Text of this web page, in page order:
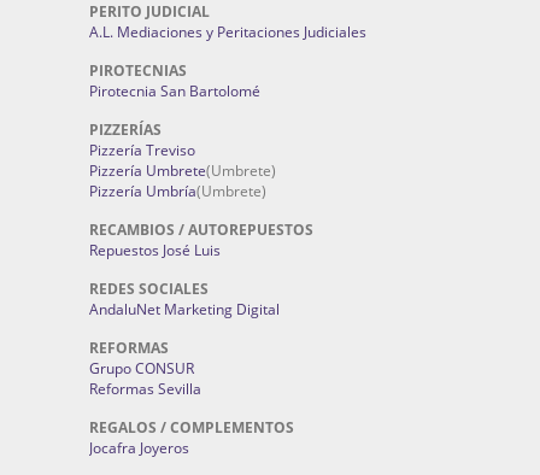
PERITO JUDICIAL
A.L. Mediaciones y Peritaciones Judiciales
PIROTECNIAS
Pirotecnia San Bartolomé
PIZZERÍAS
Pizzería Treviso
Pizzería Umbrete(Umbrete)
Pizzería Umbría(Umbrete)
RECAMBIOS / AUTOREPUESTOS
Repuestos José Luis
REDES SOCIALES
AndaluNet Marketing Digital
REFORMAS
Grupo CONSUR
Reformas Sevilla
REGALOS / COMPLEMENTOS
Jocafra Joyeros